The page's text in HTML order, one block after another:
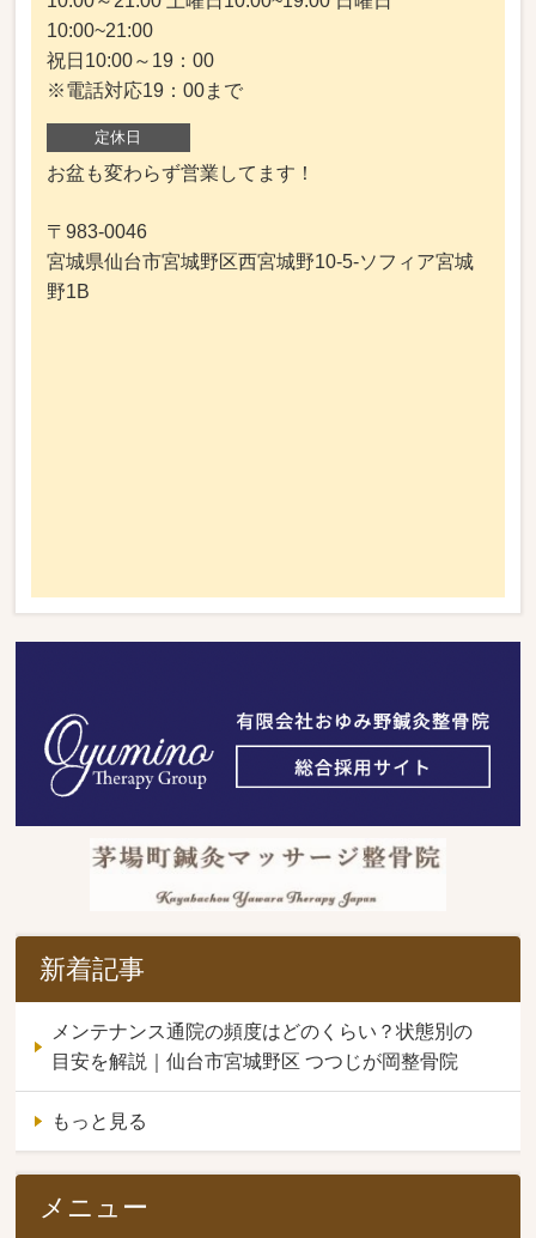
10:00~21:00
祝日10:00～19：00
※電話対応19：00まで
定休日
お盆も変わらず営業してます！
〒983-0046
宮城県仙台市宮城野区西宮城野10-5-ソフィア宮城
野1B
新着記事
メンテナンス通院の頻度はどのくらい？状態別の
目安を解説｜仙台市宮城野区 つつじが岡整骨院
もっと見る
メニュー